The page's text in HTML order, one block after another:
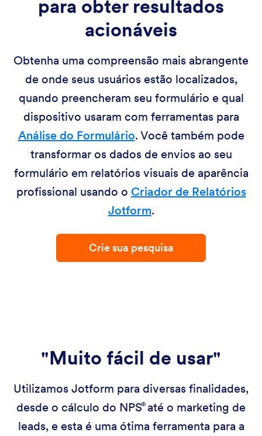
para obter resultados
acionáveis
Obtenha uma compreensão mais abrangente
de onde seus usuários estão localizados,
quando preencheram seu formulário e qual
dispositivo usaram com ferramentas para
Análise do Formulário. Você também pode
transformar os dados de envios ao seu
formulário em relatórios visuais de aparência
profissional usando o Criador de Relatórios
Jotform.
Crie sua pesquisa
"Muito fácil de usar"
Utilizamos Jotform para diversas finalidades,
desde o cálculo do NPSaté o marketing de
leads, e esta é uma ótima ferramenta para a